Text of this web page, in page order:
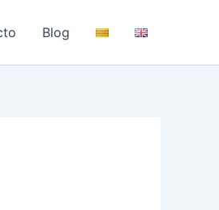
Blog